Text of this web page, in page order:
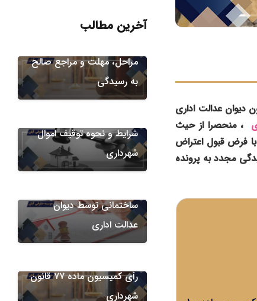
ماده 100 شهرداری به موجب اصل 173 قانون اساسی و بند 2 ماده 10 قانون دیوان عدالت اداری
، منحصرا از حیث
فرض قبول اعتراض
، موظف به انجام رسیدگی مجدد به پرونده
آخرین مطالب
ابطال مزایده شهرداری در
مراحل، مهلت و مراجع صالح
به رسیدگی
شرایط و نحوه توقیف اموال
شهرداری
دعاوی علیه شهرداری
دعاوی دیوان عدالت اداری
ساختمانی توسط دیوان
عدالت اداری
دعاوی علیه شهرداری
رأی کمیسیون ماده ۷۷ قانون
شهرداری
کمیسیون های شهرداری